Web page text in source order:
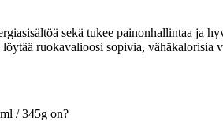
sekä tukee painonhallintaa
ruokavalioosi sopivia, vähäkalorisia
/ 345g on?